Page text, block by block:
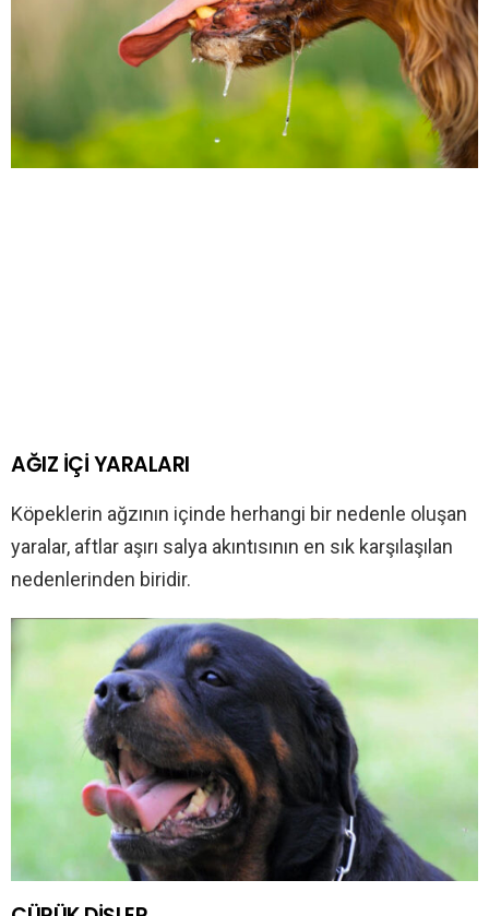
AĞIZ İÇİ YARALARI
Köpeklerin ağzının içinde herhangi bir nedenle oluşan
yaralar, aftlar aşırı salya akıntısının en sık karşılaşılan
nedenlerinden biridir.